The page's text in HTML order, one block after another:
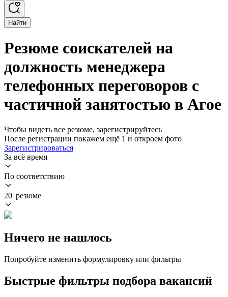
Найти
Резюме соискателей на
должность менеджера
телефонных переговоров с
частичной занятостью в Агое
Чтобы видеть все резюме, зарегистрируйтесь
После регистрации покажем ещё 1 и откроем фото
Зарегистрироваться
За всё время
По соответствию
20 резюме
Ничего не нашлось
Попробуйте изменить формулировку или фильтры
Быстрые фильтры подбора вакансий